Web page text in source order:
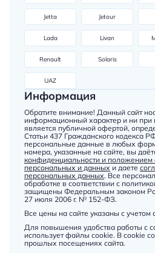
Jetta Jetour
Lada Livan
Renault Solaris
UAZ
Информация
Обратите внимание! Данный сайт
информационный характер и ни при
является публичной офертой,
Статьи 437 Гражданского кодекса
персональные данные в любых
номера, указанные на сайте, вы
конфиденциальности и положением
персональных и данных и даете
персональных данных. Все
обработке в соответствии с
защищены Федеральным законом
27 июля 2006 г. № 152-ФЗ.
Все цены на сайте указаны с учетом
Для повышения удобства работы с
использует файлы cookie. В cookie
прошлых посещениях сайта.